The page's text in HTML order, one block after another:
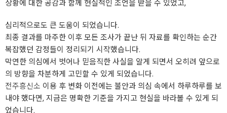
상황에 대한 공감과 함께 현실적인 조언을 받을 수 있었고,
심리적으로도 큰 도움이 되었습니다.
최종 결과를 마주한 이후 모든 조사가 끝난 뒤 자료를 확인하는 순간
복잡했던 감정들이 정리되기 시작했습니다.
막연한 의심에서 벗어나 믿음직한 사실을 알게 되면서 오히려 앞으로
의 방향을 차분하게 고민할 수 있게 되었습니다.
전주흥신소 이용 후 변화 이전에는 불안과 의심 속에서 하루하루를 보
내야 했다면, 지금은 명확한 기준을 가지고 현실을 바라볼 수 있게 되
었습니다.